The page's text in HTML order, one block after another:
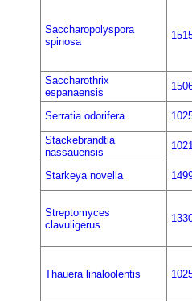
Saccharopolyspora
spinosa
Saccharothrix
espanaensis
Serratia odorifera
Stackebrandtia
nassauensis
Starkeya novella
Streptomyces
clavuligerus
Thauera linaloolentis